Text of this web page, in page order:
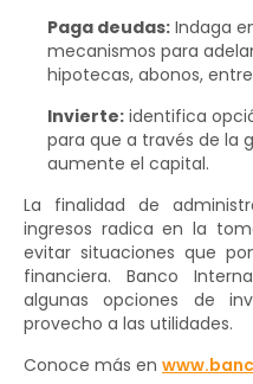
Paga deudas: Indaga
mecanismos para
hipotecas, abonos,
Invierte: identifica
para que a través de la
aumente el capital.
La finalidad de
ingresos radica en la
evitar situaciones que
financiera. Banco
algunas opciones de
provecho a las utilidades.
Conoce más en